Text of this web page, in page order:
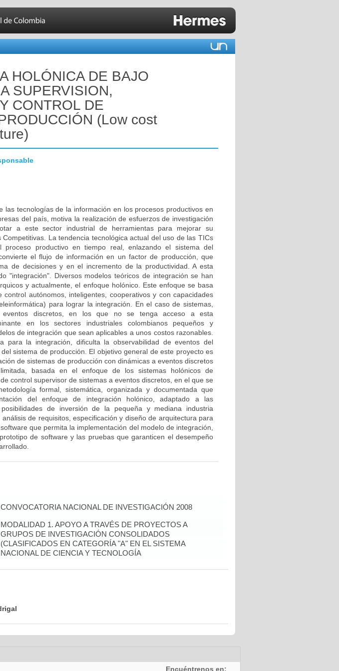
HOLÓNICA DE BAJO
SUPERVISION,
CONTROL DE
(Low cost
las tecnologías de la información en los procesos productivos en
del país, motiva la realización de esfuerzos de investigación
a este sector industrial de herramientas para mejorar su
La tendencia tecnológica actual del uso de las TICs
proceso productivo en tiempo real, enlazando el sistema del
el flujo de información en un factor de producción, que
de decisiones y en el incremento de la productividad. A esta
"integración". Diversos modelos teóricos de integración se han
y actualmente, el enfoque holónico. Este enfoque se basa
autónomos, inteligentes, cooperativos y con capacidades
para lograr la integración. En el caso de sistemas,
eventos discretos, en los que no se tenga acceso a esta
en los sectores industriales colombianos pequeños y
de integración que sean aplicables a unos costos razonables.
para la integración, dificulta la observabilidad de eventos del
sistema de producción. El objetivo general de este proyecto es
de sistemas de producción con dinámicas a eventos discretos
basada en el enfoque de los sistemas holónicos de
control supervisor de sistemas a eventos discretos, en el que se
formal, sistemática, organizada y documentada que
del enfoque de integración holónico, adaptado a las
de inversión de la pequeña y mediana industria
de requisitos, especificación y diseño de arquitectura para
que permita la implementación del modelo de integración,
de software y las pruebas que garanticen el desempeño
CONVOCATORIA NACIONAL DE INVESTIGACIÓN 2008
MODALIDAD 1. APOYO A TRAVÉS DE PROYECTOS A
GRUPOS DE INVESTIGACIÓN CONSOLIDADOS
(CLASIFICADOS EN CATEGORÍA "A" EN EL SISTEMA
NACIONAL DE CIENCIA Y TECNOLOGÍA
Encuéntrenos en: